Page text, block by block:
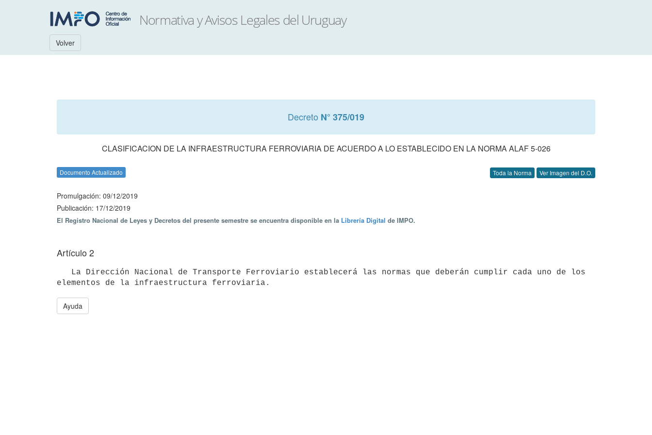
Volver
Decreto N° 375/019
CLASIFICACION DE LA INFRAESTRUCTURA FERROVIARIA DE ACUERDO A LO ESTABLECIDO EN LA NORMA ALAF 5-026
Documento Actualizado Toda la Norma Ver Imagen del D.O.
Promulgación: 09/12/2019
Publicación: 17/12/2019
El Registro Nacional de Leyes y Decretos del presente semestre se encuentra disponible en la Librería Digital de IMPO.
Artículo 2
Ayuda